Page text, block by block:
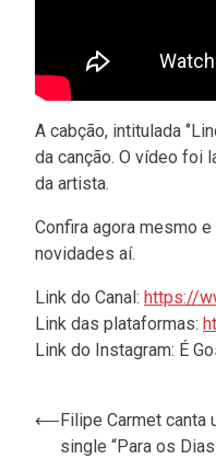
A cabção, intitulada
da canção. O vídeo foi
da artista.
Confira agora mesmo
novidades aí.
Link do Canal: https://
Link das plataformas:
Link do Instagram: É
Navegação
⟵Filipe Carmet canta
single “Para os